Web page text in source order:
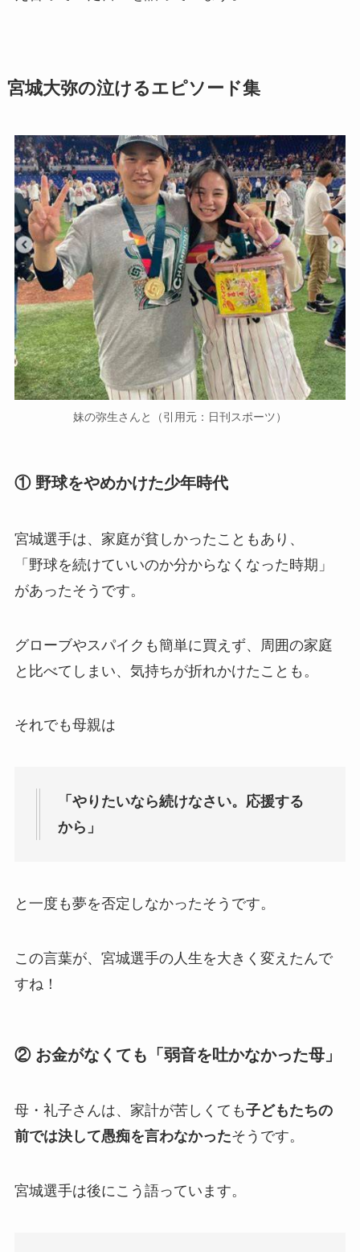
宮城大弥の泣けるエピソード集
妹の弥生さんと（引用元：日刊スポーツ）
① 野球をやめかけた少年時代
宮城選手は、家庭が貧しかったこともあり、
「野球を続けていいのか分からなくなった時期」
があったそうです。
グローブやスパイクも簡単に買えず、周囲の家庭
と比べてしまい、気持ちが折れかけたことも。
それでも母親は
「やりたいなら続けなさい。応援する
から」
と一度も夢を否定しなかったそうです。
この言葉が、宮城選手の人生を大きく変えたんで
すね！
② お金がなくても「弱音を吐かなかった母」
母・礼子さんは、家計が苦しくても子どもたちの
前では決して愚痴を言わなかったそうです。
宮城選手は後にこう語っています。